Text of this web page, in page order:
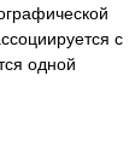
с
одной